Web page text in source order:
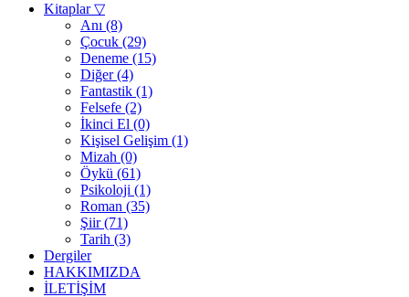
Kitaplar▽
Anı (8)
Çocuk (29)
Deneme (15)
Diğer (4)
Fantastik (1)
Felsefe (2)
İkinci El (0)
Kişisel Gelişim (1)
Mizah (0)
Öykü (61)
Psikoloji (1)
Roman (35)
Şiir (71)
Tarih (3)
Dergiler
HAKKIMIZDA
İLETİŞİM